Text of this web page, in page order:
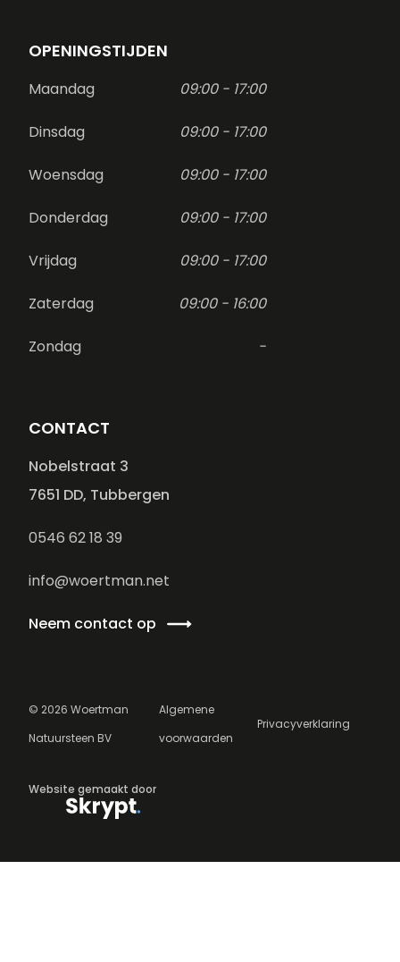
OPENINGSTIJDEN
Maandag 09:00 - 17:00
Dinsdag 09:00 - 17:00
Woensdag 09:00 - 17:00
Donderdag 09:00 - 17:00
Vrijdag 09:00 - 17:00
Zaterdag 09:00 - 16:00
Zondag -
CONTACT
Nobelstraat 3
7651 DD, Tubbergen
0546 62 18 39
info@woertman.net
Neem contact op
© 2026 Woertman
Natuursteen BV
Algemene
voorwaarden
Privacyverklaring
Website gemaakt door